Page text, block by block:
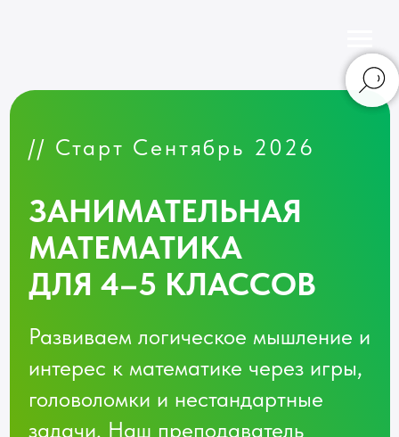
Начать обучение
ЗАНИМАТЕЛЬНАЯ
ДЛЯ 4–5 КЛАССОВ
Развиваем логическое мышление и
интерес к математике через игры,
головоломки и нестандартные
влюбит в математику каждого